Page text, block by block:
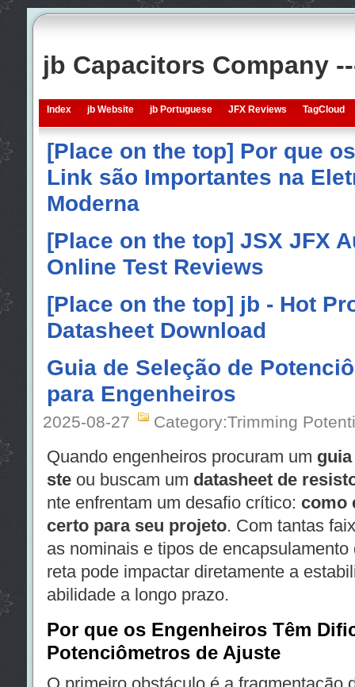
jb Capacitors Company
Index jb Website jb Portuguese JFX Reviews TagCloud
[Place on the top] Por que
Link são Importantes na
Moderna
[Place on the top] JSX JFX
Online Test Reviews
[Place on the top] jb - Hot
Datasheet Download
Guia de Seleção de
para Engenheiros
2025-08-27 Category:Trimming
Quando engenheiros procuram um
steou buscam um datasheet de
nte enfrentam um desafio crítico: como
certo para seu projeto. Com tantas
as nominais e tipos de
reta pode impactar diretamente a
abilidade a longo prazo.
Por que os Engenheiros Têm
Potenciômetros de Ajuste